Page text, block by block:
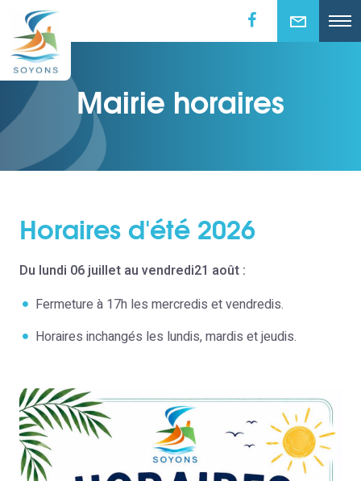
Mairie horaires
Horaires d'été 2026
Du lundi 06 juillet au vendredi21 août :
Fermeture à 17h les mercredis et vendredis.
Horaires inchangés les lundis, mardis et jeudis.